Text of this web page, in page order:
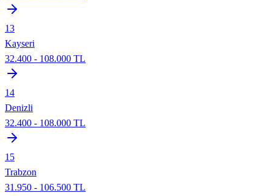
13
Kayseri
32.400 - 108.000 TL
14
Denizli
32.400 - 108.000 TL
15
Trabzon
31.950 - 106.500 TL